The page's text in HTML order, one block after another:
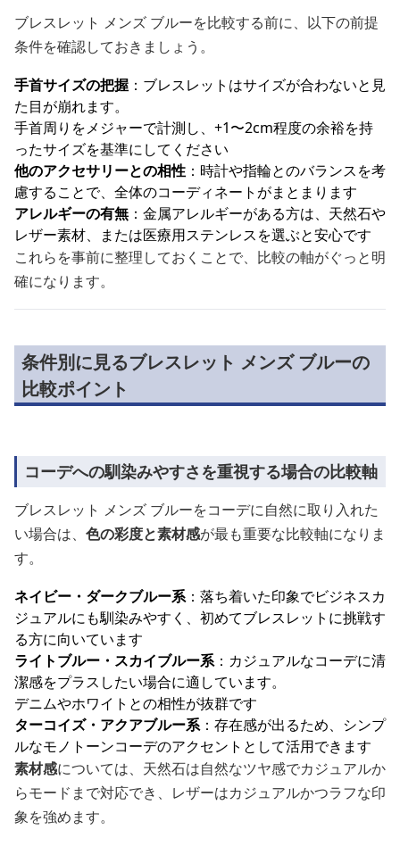
ブレスレット メンズ ブルーを比較する前に、以下の前提
条件を確認しておきましょう。
手首サイズの把握 ：ブレスレットはサイズが合わないと見
た目が崩れます。
手首周りをメジャーで計測し、+1〜2cm程度の余裕を持
ったサイズを基準にしてください
他のアクセサリーとの相性 ：時計や指輪とのバランスを考
慮することで、全体のコーディネートがまとまります
アレルギーの有無 ：金属アレルギーがある方は、天然石や
レザー素材、または医療用ステンレスを選ぶと安心です
これらを事前に整理しておくことで、比較の軸がぐっと明
確になります。
条件別に見るブレスレット メンズ ブルーの
比較ポイント
コーデへの馴染みやすさを重視する場合の比較軸
ブレスレット メンズ ブルーをコーデに自然に取り入れた
い場合は、 色の彩度と素材感が最も重要な比較軸になりま
す。
ネイビー・ダークブルー系：落ち着いた印象でビジネスカ
ジュアルにも馴染みやすく、初めてブレスレットに挑戦す
る方に向いています
ライトブルー・スカイブルー系：カジュアルなコーデに清
潔感をプラスしたい場合に適しています。
デニムやホワイトとの相性が抜群です
ターコイズ・アクアブルー系：存在感が出るため、シンプ
ルなモノトーンコーデのアクセントとして活用できます
素材感については、天然石は自然なツヤ感でカジュアルか
らモードまで対応でき、レザーはカジュアルかつラフな印
象を強めます。